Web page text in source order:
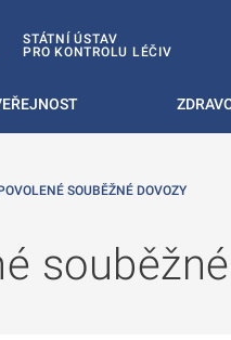
STÁTNÍ ÚSTAV
PRO KONTROLU LÉČIV
SOUBĚŽNÉ DOVOZY